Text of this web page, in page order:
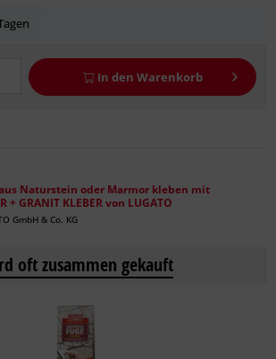
In den Warenkorb
Naturstein oder Marmor kleben mit
+ GRANIT KLEBER von LUGATO
GmbH & Co. KG
oft zusammen gekauft